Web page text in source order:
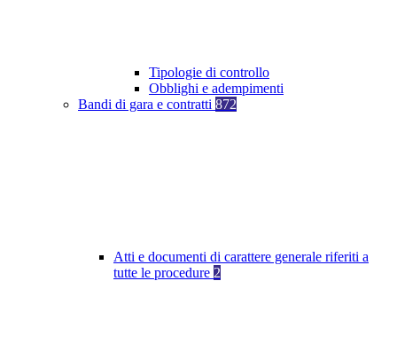
Tipologie di controllo
Obblighi e adempimenti
Bandi di gara e contratti 872
Atti e documenti di carattere generale riferiti a
tutte le procedure 2